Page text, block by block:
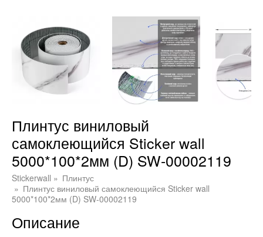
Плинтус виниловый
самоклеющийся Sticker wall
5000*100*2мм (D) SW-00002119
Stickerwall
Плинтус
Плинтус виниловый самоклеющийся Sticker wall
5000*100*2мм (D) SW-00002119
Описание